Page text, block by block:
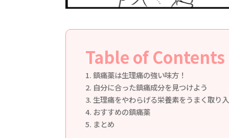
Table of Contents
鎮痛薬は生理痛の強い味方！
自分に合った鎮痛成分を見つけよう
生理痛をやわらげる栄養素をうまく取り
おすすめの鎮痛薬
まとめ